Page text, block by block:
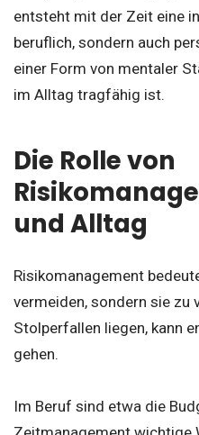
entsteht mit der Zeit eine
beruflich, sondern auch
einer Form von mentaler
im Alltag tragfähig ist.
Die Rolle von
und Alltag
Risikomanagement
vermeiden, sondern sie zu
Stolperfallen liegen, kann
gehen.
Im Beruf sind etwa die